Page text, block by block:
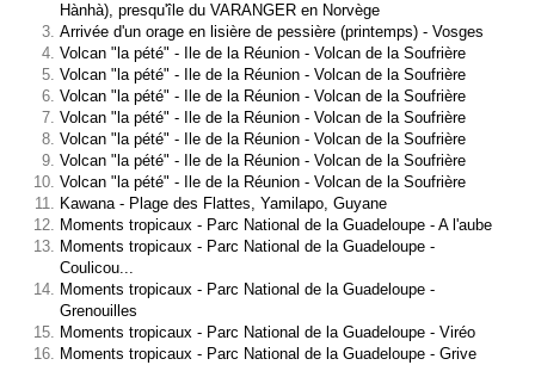
Hànhà), presqu'île du VARANGER en Norvège
Arrivée d'un orage en lisière de pessière (printemps) - Vosges
Volcan "la pété" - Ile de la Réunion - Volcan de la Soufrière
Volcan "la pété" - Ile de la Réunion - Volcan de la Soufrière
Volcan "la pété" - Ile de la Réunion - Volcan de la Soufrière
Volcan "la pété" - Ile de la Réunion - Volcan de la Soufrière
Volcan "la pété" - Ile de la Réunion - Volcan de la Soufrière
Volcan "la pété" - Ile de la Réunion - Volcan de la Soufrière
Volcan "la pété" - Ile de la Réunion - Volcan de la Soufrière
Kawana - Plage des Flattes, Yamilapo, Guyane
Moments tropicaux - Parc National de la Guadeloupe - A l'aube
Moments tropicaux - Parc National de la Guadeloupe -
Coulicou...
Moments tropicaux - Parc National de la Guadeloupe -
Grenouilles
Moments tropicaux - Parc National de la Guadeloupe - Viréo
Moments tropicaux - Parc National de la Guadeloupe - Grive